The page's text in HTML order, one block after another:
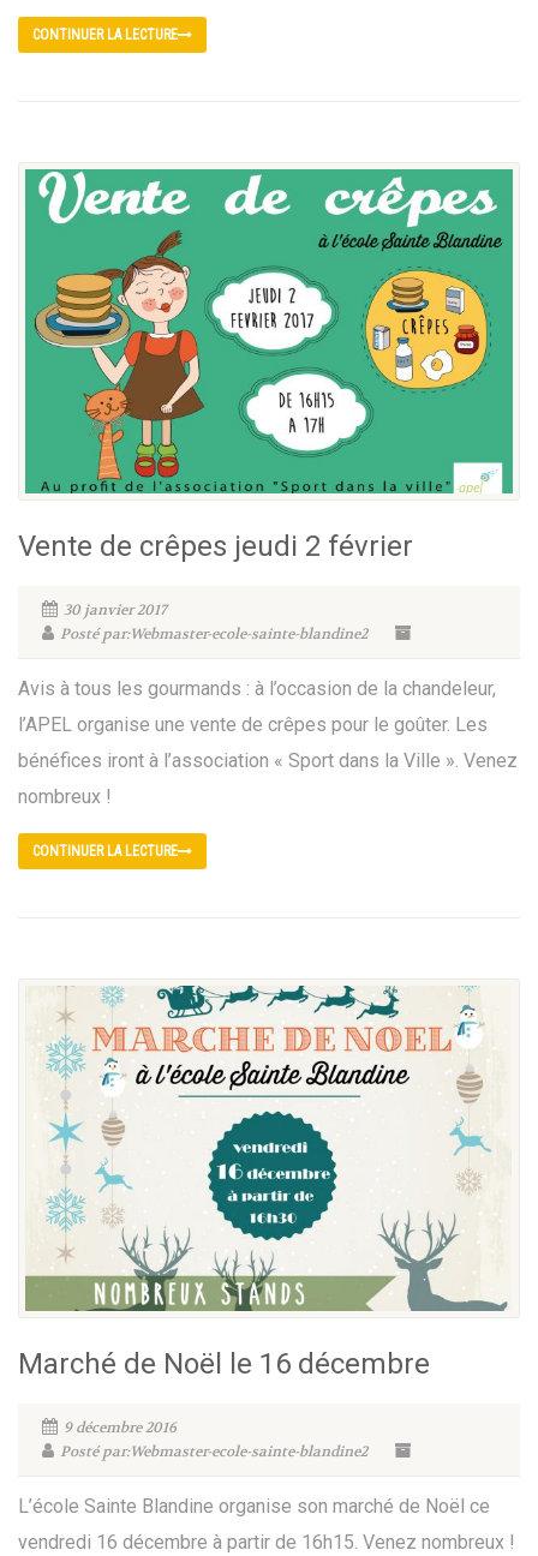
CONTINUER LA LECTURE
Vente de crêpes jeudi 2 février
30 janvier 2017
Posté par:Webmaster-ecole-sainte-blandine2
Avis à tous les gourmands : à l’occasion de la chandeleur,
l’APEL organise une vente de crêpes pour le goûter. Les
bénéfices iront à l’association « Sport dans la Ville ». Venez
nombreux !
CONTINUER LA LECTURE
Marché de Noël le 16 décembre
9 décembre 2016
Posté par:Webmaster-ecole-sainte-blandine2
L’école Sainte Blandine organise son marché de Noël ce
vendredi 16 décembre à partir de 16h15. Venez nombreux !